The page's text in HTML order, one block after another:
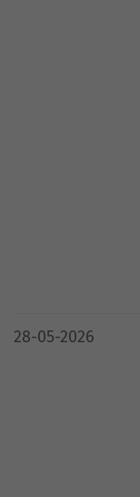
28-05-2026